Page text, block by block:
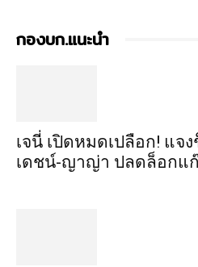
กองบก.แนะนำ
เจนี่ เปิดหมดเปลือก! แจ
เดชน์-ญาญ่า ปลดล็อกแ